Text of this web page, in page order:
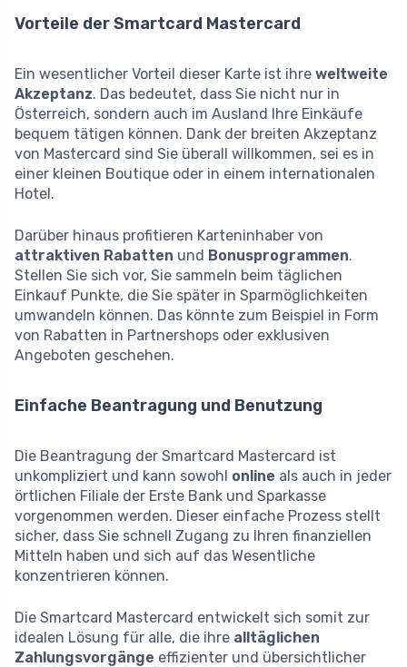
Vorteile der Smartcard Mastercard
Ein wesentlicher Vorteil dieser Karte ist ihre weltweite
Akzeptanz. Das bedeutet, dass Sie nicht nur in
Österreich, sondern auch im Ausland Ihre Einkäufe
bequem tätigen können. Dank der breiten Akzeptanz
von Mastercard sind Sie überall willkommen, sei es in
einer kleinen Boutique oder in einem internationalen
Hotel.
Darüber hinaus profitieren Karteninhaber von
attraktiven Rabatten und Bonusprogrammen.
Stellen Sie sich vor, Sie sammeln beim täglichen
Einkauf Punkte, die Sie später in Sparmöglichkeiten
umwandeln können. Das könnte zum Beispiel in Form
von Rabatten in Partnershops oder exklusiven
Angeboten geschehen.
Einfache Beantragung und Benutzung
Die Beantragung der Smartcard Mastercard ist
unkompliziert und kann sowohl online als auch in jeder
örtlichen Filiale der Erste Bank und Sparkasse
vorgenommen werden. Dieser einfache Prozess stellt
sicher, dass Sie schnell Zugang zu Ihren finanziellen
Mitteln haben und sich auf das Wesentliche
konzentrieren können.
Die Smartcard Mastercard entwickelt sich somit zur
idealen Lösung für alle, die ihre alltäglichen
Zahlungsvorgänge effizienter und übersichtlicher